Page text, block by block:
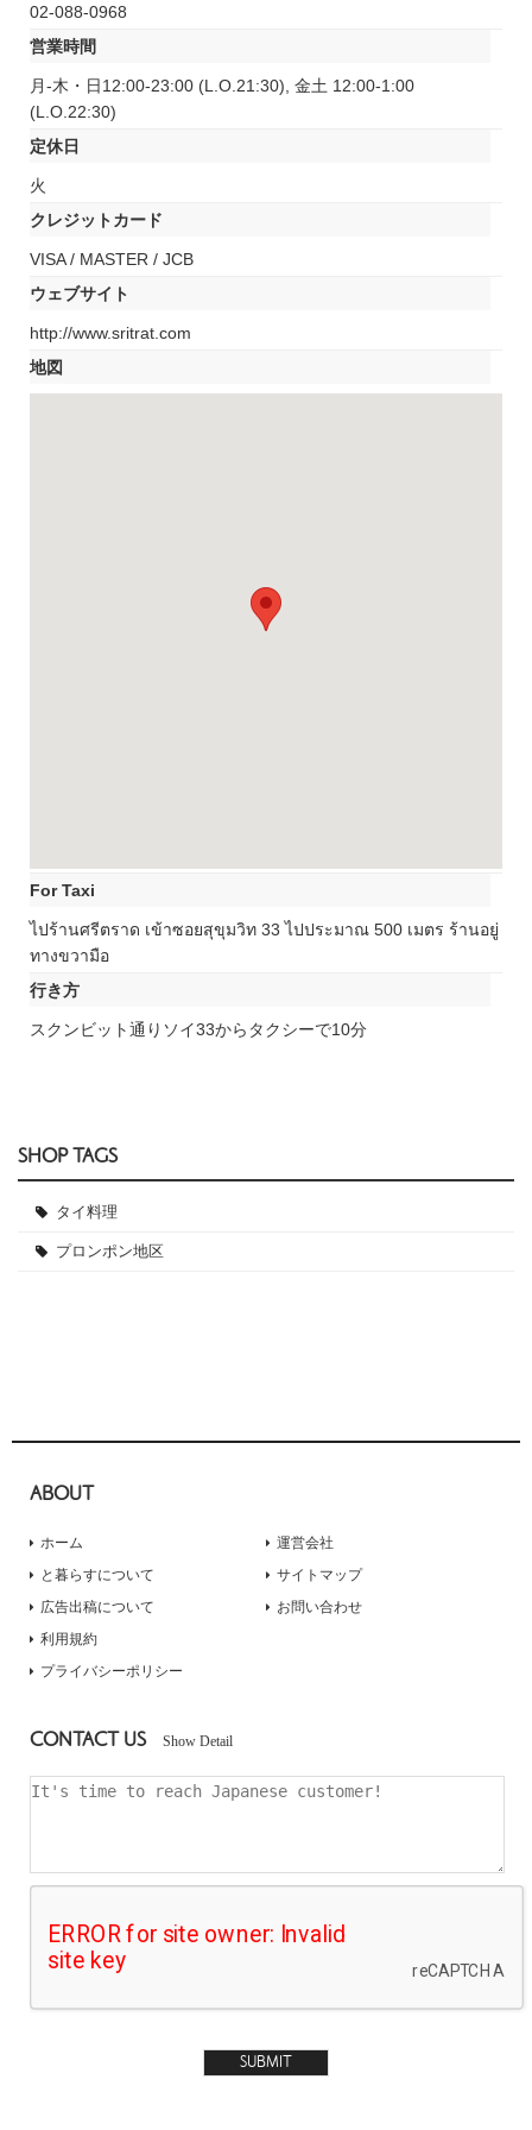
02-088-0968
営業時間
月-木・日12:00-23:00 (L.O.21:30), 金土 12:00-1:00
(L.O.22:30)
定休日
火
クレジットカード
VISA / MASTER / JCB
ウェブサイト
http://www.sritrat.com
地図
For Taxi
ไปร้านศรีตราด เข้าซอยสุขุมวิท 33 ไปประมาณ 500 เมตร ร้านอยู่
ทางขวามือ
行き方
スクンビット通りソイ33からタクシーで10分
SHOP TAGS
タイ料理
プロンポン地区
ABOUT
ホーム
と暮らすについて
広告出稿について
運営会社
サイトマップ
お問い合わせ
利用規約
プライバシーポリシー
CONTACT US Show Detail